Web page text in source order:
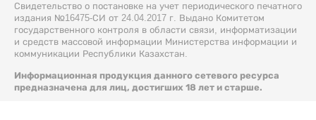
Свидетельство о постановке на учет периодического печатного
издания №16475-СИ от 24.04.2017 г. Выдано Комитетом
государственного контроля в области связи, информатизации
и средств массовой информации Министерства информации и
коммуникации Республики Казахстан.
Информационная продукция данного сетевого ресурса
предназначена для лиц, достигших 18 лет и старше.